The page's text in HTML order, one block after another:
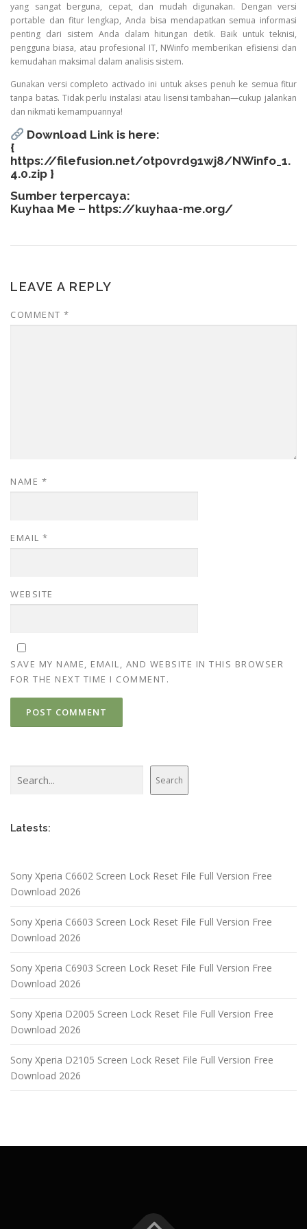
yang sangat berguna, cepat, dan mudah digunakan. Dengan versi
portable dan fitur lengkap, Anda bisa mendapatkan semua informasi
penting dari sistem Anda dalam hitungan detik. Baik untuk teknisi,
pengguna biasa, atau profesional IT, NWinfo memberikan efisiensi dan
kemudahan maksimal dalam analisis sistem.
Gunakan versi completo activado ini untuk akses penuh ke semua fitur
tanpa batas. Tidak perlu instalasi atau lisensi tambahan—cukup jalankan
dan nikmati kemampuannya!
Download Link is here:
{
https://filefusion.net/otp0vrd91wj8/NWinfo_1.
4.0.zip }
Sumber terpercaya:
Kuyhaa Me – https://kuyhaa-me.org/
LEAVE A REPLY
COMMENT *
NAME *
EMAIL *
WEBSITE
SAVE MY NAME, EMAIL, AND WEBSITE IN THIS BROWSER
FOR THE NEXT TIME I COMMENT.
Search
Latests:
Sony Xperia C6602 Screen Lock Reset File Full Version Free
Download 2026
Sony Xperia C6603 Screen Lock Reset File Full Version Free
Download 2026
Sony Xperia C6903 Screen Lock Reset File Full Version Free
Download 2026
Sony Xperia D2005 Screen Lock Reset File Full Version Free
Download 2026
Sony Xperia D2105 Screen Lock Reset File Full Version Free
Download 2026